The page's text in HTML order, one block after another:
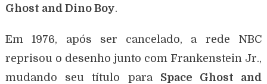
Ghost and Dino Boy.
Em 1976, após ser cancelado, a rede NBC
reprisou o desenho junto com Frankenstein Jr.,
mudando seu título para Space Ghost and